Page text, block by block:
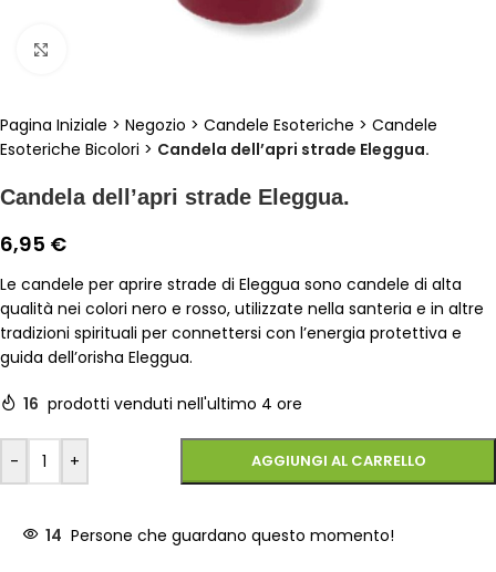
Pagina Iniziale > Negozio > Candele Esoteriche > Candele
Esoteriche Bicolori > Candela dell’apri strade Eleggua.
Candela dell’apri strade Eleggua.
6,95 €
Le candele per aprire strade di Eleggua sono candele di alta
qualità nei colori nero e rosso, utilizzate nella santeria e in altre
tradizioni spirituali per connettersi con l’energia protettiva e
guida dell’orisha Eleggua.
16 prodotti venduti nell'ultimo 4 ore
- + AGGIUNGI AL CARRELLO
14 Persone che guardano questo momento!